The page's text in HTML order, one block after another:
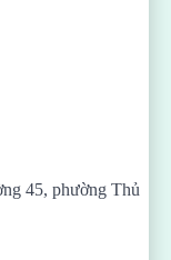
45, phường Thủ